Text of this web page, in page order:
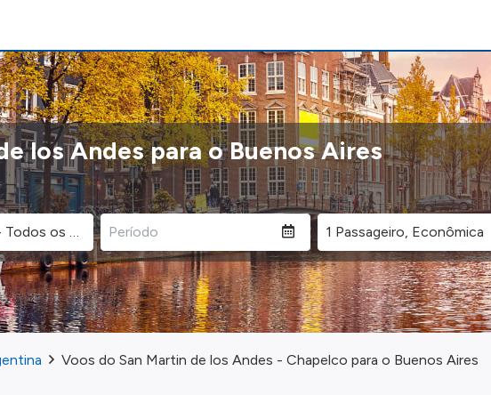
los Andes para o Buenos Aires
Voos do San Martin de los Andes - Chapelco para o Buenos Aires